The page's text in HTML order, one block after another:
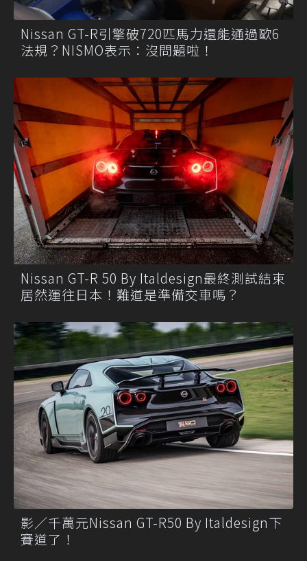
Nissan GT-R引擎破720匹馬力還能通過歐6
法規？NISMO表示：沒問題啦！
Nissan GT-R 50 By Italdesign最終測試結束
居然運往日本！難道是準備交車嗎？
影／千萬元Nissan GT-R50 By Italdesign下
賽道了！